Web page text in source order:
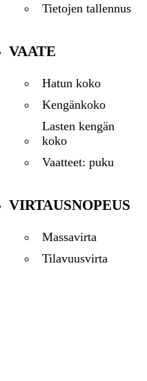
Tietojen tallennus
VAATE
Hatun koko
Kengänkoko
Lasten kengän
koko
Vaatteet: puku
VIRTAUSNOPEUS
Massavirta
Tilavuusvirta